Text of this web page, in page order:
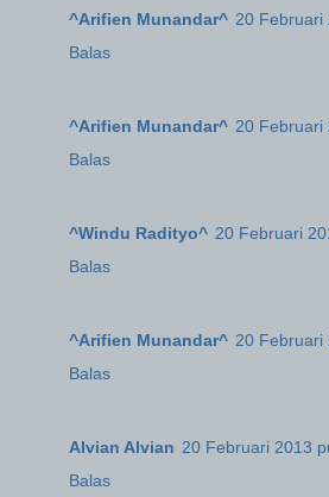
^Arifien Munandar^ 20 Februari
Balas
^Arifien Munandar^ 20 Februari
Balas
^Windu Radityo^ 20 Februari
Balas
^Arifien Munandar^ 20 Februari
Balas
Alvian Alvian 20 Februari 2013
Balas